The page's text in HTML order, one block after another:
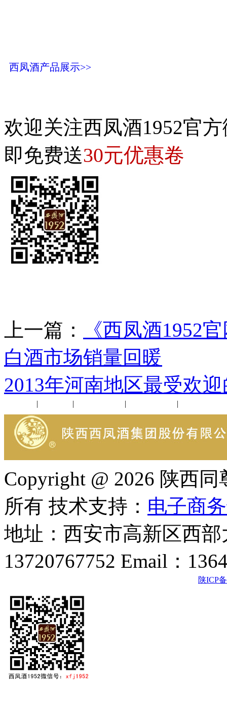
西凤酒产品展示>>
欢迎关注西凤酒1952官
即免费送30元优惠卷
上一篇：
《西凤酒1952
白酒市场销量回暖
2013年河南地区最受欢
| | | |
Copyright @ 2026 陕西
所有 技术支持： 电子商
地址：西安市高新区西
13720767752 Email：
陕ICP